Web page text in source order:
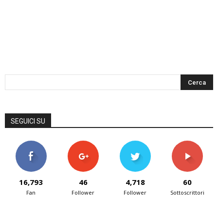
SEGUICI SU
16,793
Fan
46
Follower
4,718
Follower
60
Sottoscrittori